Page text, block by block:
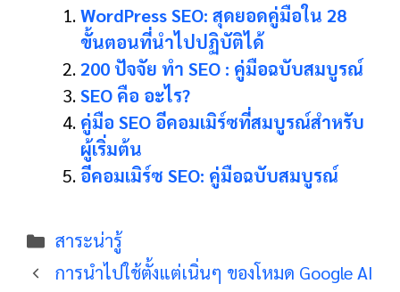
WordPress SEO: สุดยอดคู่มือใน 28
ขั้นตอนที่นำไปปฏิบัติได้
200 ปัจจัย ทำ SEO : คู่มือฉบับสมบูรณ์
SEO คือ อะไร?
คู่มือ SEO อีคอมเมิร์ซที่สมบูรณ์สําหรับ
ผู้เริ่มต้น
อีคอมเมิร์ซ SEO: คู่มือฉบับสมบูรณ์
Categories
สาระน่ารู้
การนําไปใช้ตั้งแต่เนิ่นๆ ของโหมด Google AI